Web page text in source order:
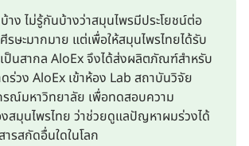
าง ไม่รู้กันบ้างว่าสมุนไพรมีประโยชน์ต่อ
รษะมากมาย แต่เพื่อให้สมุนไพรไทยได้รับ
ป็นสากล AloEx จึงได้ส่งผลิตภัณฑ์สำหรับ
วง AloEx เข้าห้อง Lab สถาบันวิจัย
รณ์มหาวิทยาลัย เพื่อทดสอบความ
สมุนไพรไทย ว่าช่วยดูแลปัญหาผมร่วงได้
รสกัดอื่นใดในโลก